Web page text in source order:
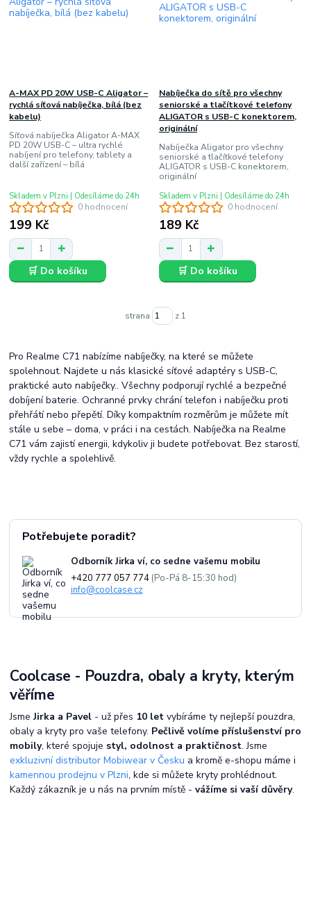
Potřebujete poradit?
Odborník Jirka ví, co sedne vašemu mobilu
+420 777 057 774 (Po-Pá 8-15:30 hod)
info@coolcase.cz
0 hodnocení
A-MAX PD 20W USB-C Aligator –
rychlá síťová nabíječka, bílá (bez
kabelu)
Síťová nabíječka Aligator A-MAX
PD 20W USB-C – ultra rychlé
nabíjení pro telefony, tablety a
další zařízení – bílá
199 Kč
Skladem v Plzni | Odesíláme do 24h
🛒 Do košíku
0 hodnocení
Nabíječka do sítě pro všechny
seniorské a tlačítkové telefony
ALIGATOR s USB-C konektorem,
originální
Nabíječka Aligator pro všechny
seniorské a tlačítkové telefony
ALIGATOR s USB-C konektorem,
originální
189 Kč
Skladem v Plzni | Odesíláme do 24h
🛒 Do košíku
strana z 1
Pro Realme C71 nabízíme nabíječky, na které se můžete
spolehnout. Najdete u nás klasické síťové adaptéry s USB-C,
praktické auto nabíječky.. Všechny podporují rychlé a bezpečné
dobíjení baterie. Ochranné prvky chrání telefon i nabíječku proti
přehřátí nebo přepětí. Díky kompaktním rozměrům je můžete mít
stále u sebe – doma, v práci i na cestách. Nabíječka na Realme
C71 vám zajistí energii, kdykoliv ji budete potřebovat. Bez starostí,
vždy rychle a spolehlivě.
Coolcase - Pouzdra, obaly a kryty, kterým
věříme
JsmeJirka a Pavel - už přes 10 let vybíráme ty nejlepší pouzdra,
obaly a kryty pro vaše telefony. Pečlivě volíme příslušenství pro
mobily, které spojuje styl, odolnost a praktičnost. Jsme
exkluzivní distributor Mobiwear v Česku a kromě e-shopu máme i
kamennou prodejnu v Plzni, kde si můžete kryty prohlédnout.
Každý zákazník je u nás na prvním místě - vážíme si vaší důvěry.